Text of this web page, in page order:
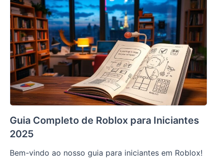
Guia Completo de Roblox para Iniciantes
2025
Bem-vindo ao nosso guia para iniciantes em Roblox!